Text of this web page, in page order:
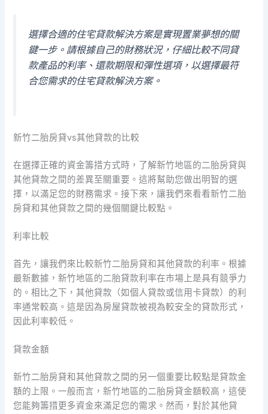
選擇合適的住宅貸款解決方案是實現置業夢想的關
鍵一步。請根據自己的財務狀況，仔細比較不同貸
款產品的利率、還款期限和彈性選項，以選擇最符
合您需求的住宅貸款解決方案。
新竹二胎房貸vs其他貸款的比較
在選擇正確的資金籌措方式時，了解新竹地區的二胎房貸與
其他貸款之間的差異至關重要。這將幫助您做出明智的選
擇，以滿足您的財務需求。接下來，讓我們來看看新竹二胎
房貸和其他貸款之間的幾個關鍵比較點。
利率比較
首先，讓我們來比較新竹二胎房貸和其他貸款的利率。根據
最新數據，新竹地區的二胎貸款利率在市場上是具有競爭力
的。相比之下，其他貸款（如個人貸款或信用卡貸款）的利
率通常較高。這是因為房屋貸款被視為較安全的貸款形式，
因此利率較低。
貸款金額
新竹二胎房貸和其他貸款之間的另一個重要比較點是貸款金
額的上限。一般而言，新竹地區的二胎房貸金額較高，這使
您能夠籌措更多資金來滿足您的需求。然而，對於其他貸